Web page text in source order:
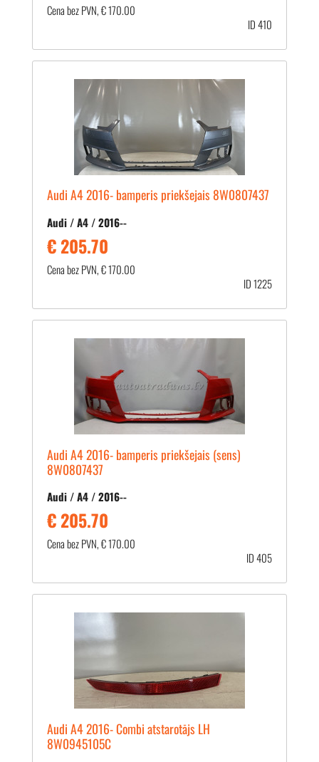
Cena bez PVN, € 170.00
ID 410
Audi A4 2016- bamperis priekšejais 8W0807437
Audi / A4 / 2016--
€ 205.70
Cena bez PVN, € 170.00
ID 1225
Audi A4 2016- bamperis priekšejais (sens)
8W0807437
Audi / A4 / 2016--
€ 205.70
Cena bez PVN, € 170.00
ID 405
Audi A4 2016- Combi atstarotājs LH
8W0945105C